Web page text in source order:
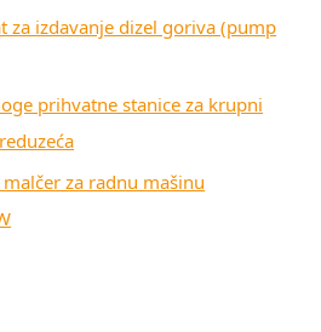
za izdavanje dizel goriva (pump
prihvatne stanice za krupni
za radnu mašinu